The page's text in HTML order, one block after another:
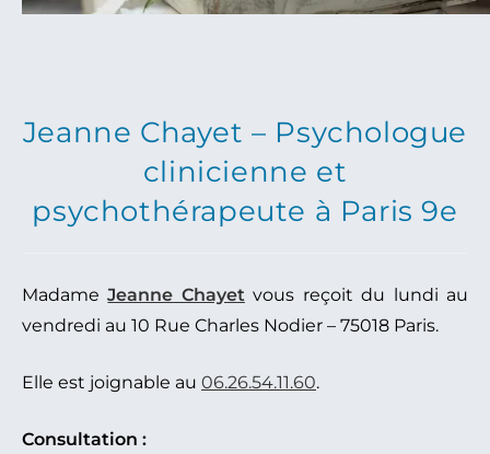
Jeanne Chayet – Psychologue
clinicienne et
psychothérapeute à Paris 9e
MadameJeanne Chayet vous reçoit du lundi au
vendredi au 10 Rue Charles Nodier – 75018 Paris.
Elle est joignable au 06.26.54.11.60.
Consultation :